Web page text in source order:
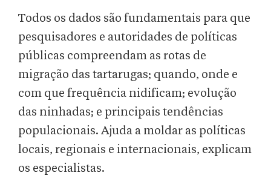
Todos os dados são fundamentais para que
pesquisadores e autoridades de políticas
públicas compreendam as rotas de
migração das tartarugas; quando, onde e
com que frequência nidificam; evolução
das ninhadas; e principais tendências
populacionais. Ajuda a moldar as políticas
locais, regionais e internacionais, explicam
os especialistas.